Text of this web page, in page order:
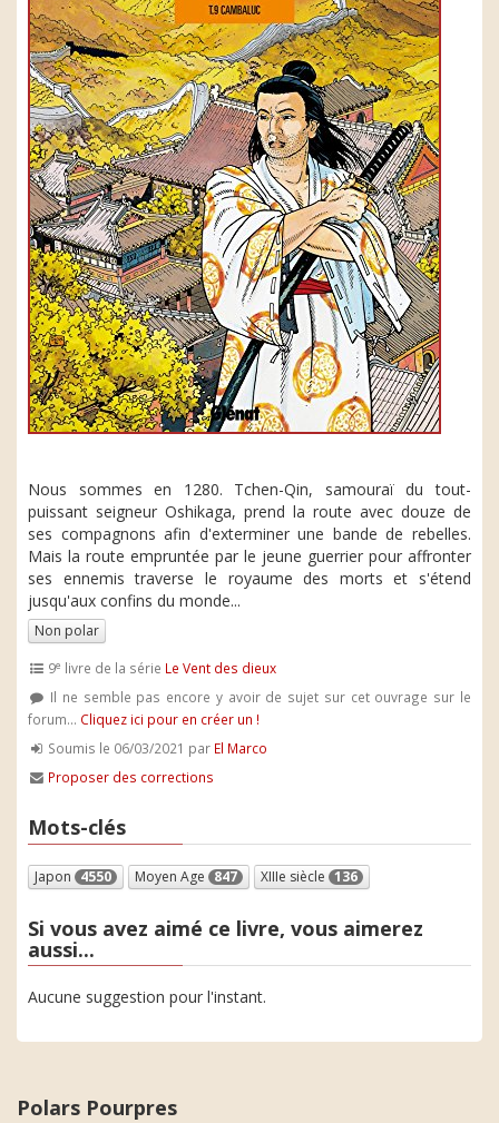
Nous sommes en 1280. Tchen-Qin, samouraï du tout-
puissant seigneur Oshikaga, prend la route avec douze de
ses compagnons afin d'exterminer une bande de rebelles.
Mais la route empruntée par le jeune guerrier pour affronter
ses ennemis traverse le royaume des morts et s'étend
jusqu'aux confins du monde...
Non polar
9e livre de la série Le Vent des dieux
Il ne semble pas encore y avoir de sujet sur cet ouvrage sur le
forum... Cliquez ici pour en créer un !
Soumis le 06/03/2021 par El Marco
Proposer des corrections
Mots-clés
Japon 4550 Moyen Age 847 XIIIe siècle 136
Si vous avez aimé ce livre, vous aimerez
aussi...
Aucune suggestion pour l'instant.
Polars Pourpres